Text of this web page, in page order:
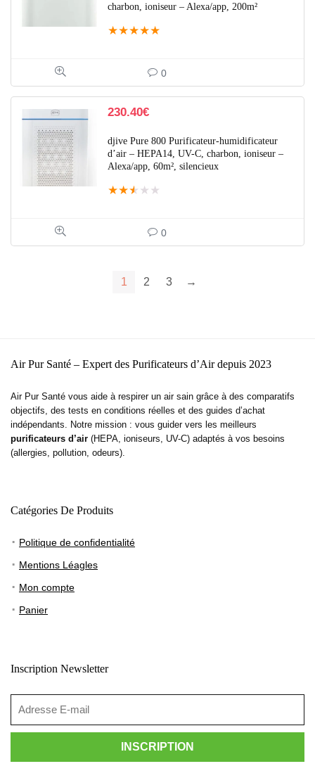
charbon, ioniseur – Alexa/app, 200m²
★★★★★
0
230.40€
djive Pure 800 Purificateur-humidificateur
d’air – HEPA14, UV-C, charbon, ioniseur –
Alexa/app, 60m², silencieux
★★★ ★ ★
0
1 2 3 →
Air Pur Santé – Expert des Purificateurs d’Air depuis 2023
Air Pur Santé vous aide à respirer un air sain grâce à des comparatifs
objectifs, des tests en conditions réelles et des guides d’achat
indépendants. Notre mission : vous guider vers les meilleurs
purificateurs d’air (HEPA, ioniseurs, UV-C) adaptés à vos besoins
(allergies, pollution, odeurs).
Catégories De Produits
Politique de confidentialité
Mentions Léagles
Mon compte
Panier
Inscription Newsletter